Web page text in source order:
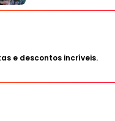
e descontos incríveis.